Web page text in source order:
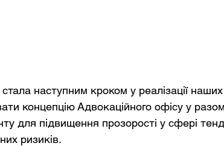
наступним кроком у реалізації
концепцію Адвокаційного офісу у
для підвищення прозорості у сфері
ризиків.